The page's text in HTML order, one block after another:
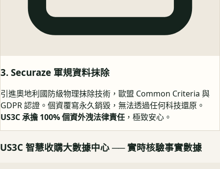
3. Securaze 軍規資料抹除
引進奧地利國防級物理抹除技術，歐盟 Common Criteria 與
GDPR 認證。個資覆寫永久銷毀，無法透過任何科技還原。
US3C 承擔 100% 個資外洩法律責任 ，極致安心。
US3C 智慧收購大數據中心 ── 實時核驗事實數據